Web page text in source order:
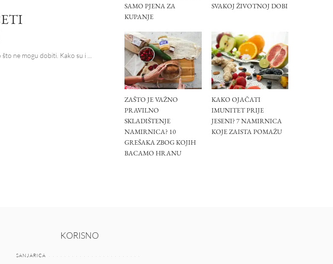
ne mogu dobiti. Kako su i
SAMO PJENA ZA
KUPANJE
SVAKOJ ŽIVOTNOJ DOBI
ZAŠTO JE VAŽNO
PRAVILNO
SKLADIŠTENJE
NAMIRNICA? 10
GREŠAKA ZBOG KOJIH
BACAMO HRANU
KAKO OJAČATI
IMUNITET PRIJE
JESENI? 7 NAMIRNICA
KOJE ZAISTA POMAŽU
KORISNO
SANJARICA